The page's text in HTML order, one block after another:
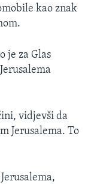
kao znak
je za Glas
vidjevši da
Jerusalema. To